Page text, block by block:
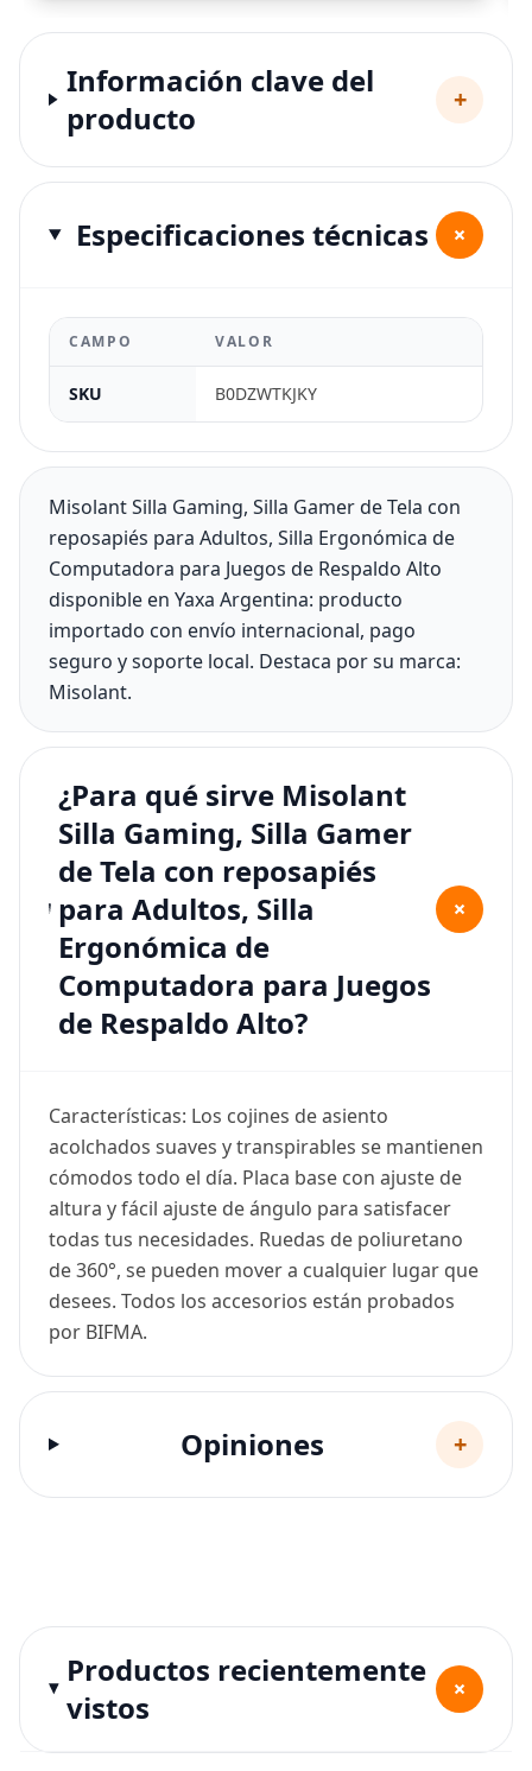
Información clave del
producto
+
Especificaciones técnicas +
CAMPO VALOR
SKU B0DZWTKJKY
Misolant Silla Gaming, Silla Gamer de Tela con
reposapiés para Adultos, Silla Ergonómica de
Computadora para Juegos de Respaldo Alto
disponible en Yaxa Argentina: producto
importado con envío internacional, pago
seguro y soporte local. Destaca por su marca:
Misolant.
¿Para qué sirve Misolant
Silla Gaming, Silla Gamer
de Tela con reposapiés
para Adultos, Silla
Ergonómica de
Computadora para Juegos
de Respaldo Alto?
+
Características: Los cojines de asiento
acolchados suaves y transpirables se mantienen
cómodos todo el día. Placa base con ajuste de
altura y fácil ajuste de ángulo para satisfacer
todas tus necesidades. Ruedas de poliuretano
de 360°, se pueden mover a cualquier lugar que
desees. Todos los accesorios están probados
por BIFMA.
Opiniones +
Productos recientemente
vistos
+